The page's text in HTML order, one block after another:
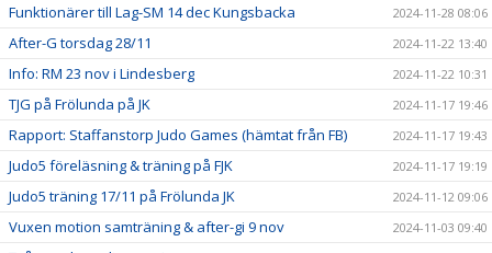
Funktionärer till Lag-SM 14 dec Kungsbacka 2024-11-28 08:06
After-G torsdag 28/11 2024-11-22 13:40
Info: RM 23 nov i Lindesberg 2024-11-22 10:31
TJG på Frölunda på JK 2024-11-17 19:46
Rapport: Staffanstorp Judo Games (hämtat från FB) 2024-11-17 19:43
Judo5 föreläsning & träning på FJK 2024-11-17 19:19
Judo5 träning 17/11 på Frölunda JK 2024-11-12 09:06
Vuxen motion samträning & after-gi 9 nov 2024-11-03 09:40